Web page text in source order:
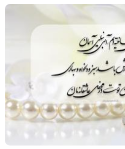
از کارت پستال دیجیتال برای
مناسب باشد.